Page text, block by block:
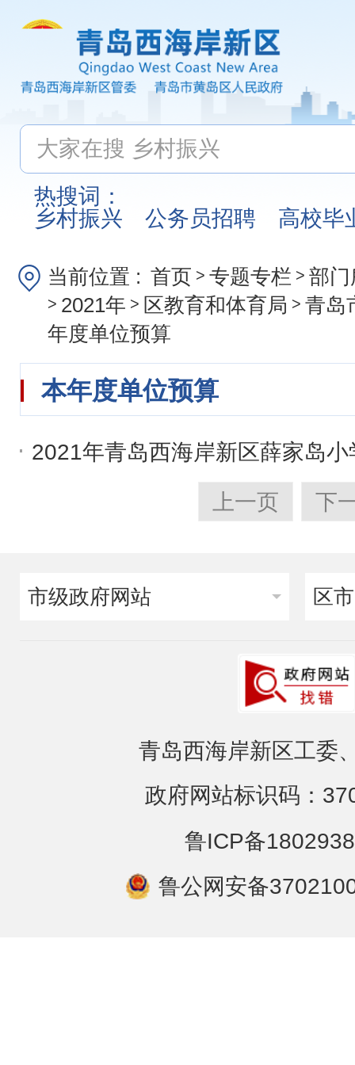
热搜词：
乡村振兴
公务员招聘 高校毕
当前位置 : 首页 > 专题专栏 > 部
> 2021年 > 区教育和体育局 > 青岛
年度单位预算
本年度单位预算
2021年青岛西海岸新区薛家岛
上一页 下
市级政府网站 区
青岛西海岸新区工委
政府网站标识码：
鲁ICP备
鲁公网安备